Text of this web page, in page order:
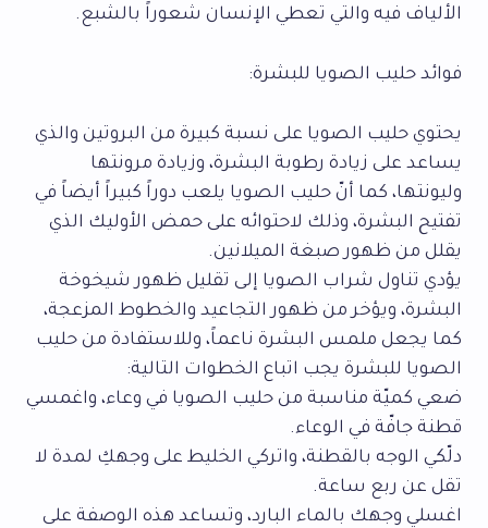
الألياف فيه والتي تعطي الإنسان شعوراً بالشبع.
فوائد حليب الصويا للبشرة:
يحتوي حليب الصويا على نسبة كبيرة من البروتين والذي
يساعد على زيادة رطوبة البشرة، وزيادة مرونتها
وليونتها، كما أنّ حليب الصويا يلعب دوراً كبيراً أيضاً في
تفتيح البشرة، وذلك لاحتوائه على حمض الأوليك الذي
يقلل من ظهور صبغة الميلانين.
يؤدي تناول شراب الصويا إلى تقليل ظهور شيخوخة
البشرة، ويؤخر من ظهور التجاعيد والخطوط المزعجة،
كما يجعل ملمس البشرة ناعماً، وللاستفادة من حليب
الصويا للبشرة يجب اتباع الخطوات التالية:
ضعي كميّة مناسبة من حليب الصويا في وعاء، واغمسي
قطنة جافّة في الوعاء.
دلّكي الوجه بالقطنة، واتركي الخليط على وجهكِ لمدة لا
تقل عن ربع ساعة.
اغسلي وجهك بالماء البارد، وتساعد هذه الوصفة على